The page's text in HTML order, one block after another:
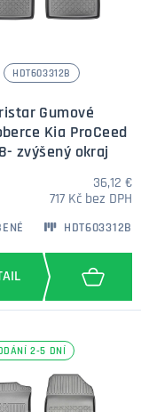
HDT603312B
Gumové
Kia ProCeed
zvýšený okraj
36,12 €
717 Kč bez DPH
HDT603312B
2-5 DNÍ